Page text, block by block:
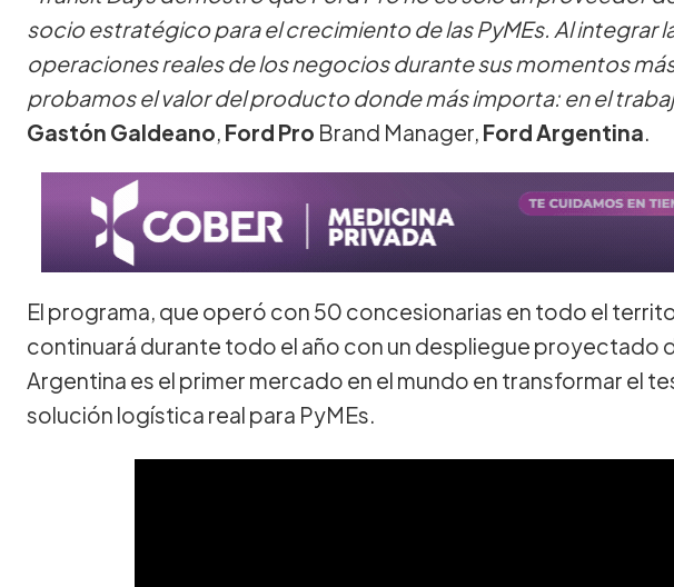
socio estratégico para el crecimiento de las PyMEs. Al integrar
operaciones reales de los negocios durante sus momentos
probamos el valor del producto donde más importa: en el
Gastón Galdeano, Ford Pro Brand Manager, Ford Argentina.
El programa, que operó con 50 concesionarias en todo el
continuará durante todo el año con un despliegue proyectado
Argentina es el primer mercado en el mundo en transformar el
solución logística real para PyMEs.